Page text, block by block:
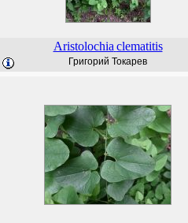
Aristolochia clematitis
Григорий Токарев